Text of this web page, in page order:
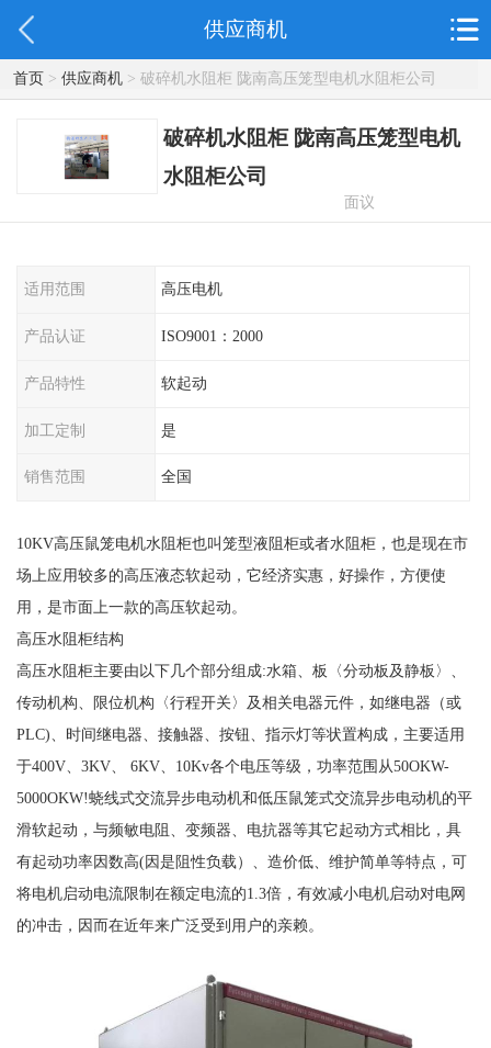
供应商机
首页> 供应商机> 破碎机水阻柜 陇南高压笼型电机水阻柜公司
破碎机水阻柜 陇南高压笼型电机
水阻柜公司
面议
适用范围 高压电机
产品认证 ISO9001：2000
产品特性 软起动
加工定制 是
销售范围 全国
10KV高压鼠笼电机水阻柜也叫笼型液阻柜或者水阻柜，也是现在市
场上应用较多的高压液态软起动，它经济实惠，好操作，方便使
用，是市面上一款的高压软起动。
高压水阻柜结构
高压水阻柜主要由以下几个部分组成:水箱、板〈分动板及静板〉、
传动机构、限位机构〈行程开关〉及相关电器元件，如继电器（或
PLC)、时间继电器、接触器、按钮、指示灯等状置构成，主要适用
于400V、3KV、 6KV、10Kv各个电压等级，功率范围从50OKW-
5000OKW!蛲线式交流异步电动机和低压鼠笼式交流异步电动机的平
滑软起动，与频敏电阻、变频器、电抗器等其它起动方式相比，具
有起动功率因数高(因是阻性负载）、造价低、维护简单等特点，可
将电机启动电流限制在额定电流的1.3倍，有效减小电机启动对电网
的冲击，因而在近年来广泛受到用户的亲赖。